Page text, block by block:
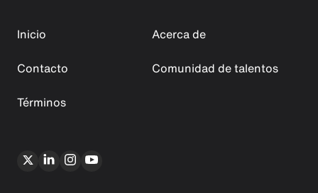
Inicio
Acerca de
Contacto
Comunidad de talentos
Términos